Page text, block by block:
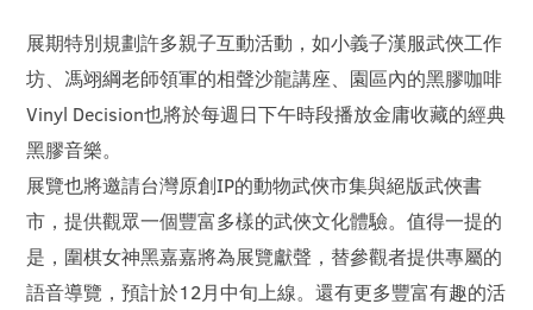
展期特別規劃許多親子互動活動，如小義子漢服武俠工作
坊、馮翊綱老師領軍的相聲沙龍講座、園區內的黑膠咖啡
Vinyl Decision也將於每週日下午時段播放金庸收藏的經典
黑膠音樂。
展覽也將邀請台灣原創IP的動物武俠市集與絕版武俠書
市，提供觀眾一個豐富多樣的武俠文化體驗。值得一提的
是，圍棋女神黑嘉嘉將為展覽獻聲，替參觀者提供專屬的
語音導覽，預計於12月中旬上線。還有更多豐富有趣的活